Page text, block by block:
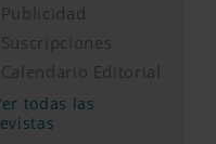
Publicidad
Suscripciones
Calendario Editorial
todas las